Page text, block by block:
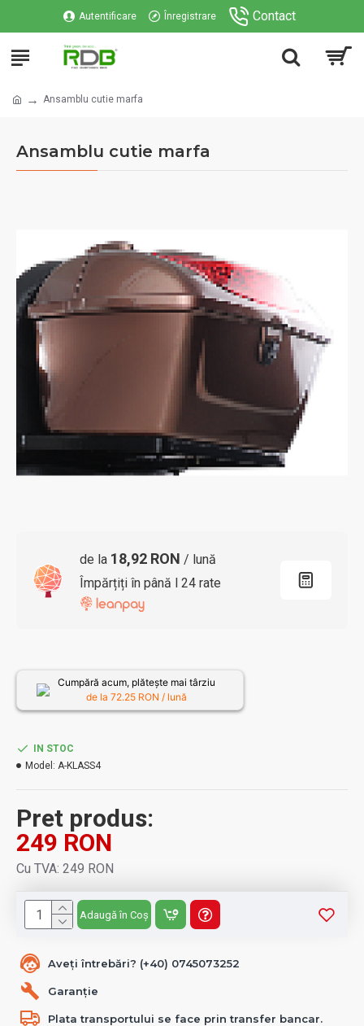
Autentificare Înregistrare Contact
Ansamblu cutie marfa
Ansamblu cutie marfa
de la 18,92 RON / lună
Împărțiți în până l 24 rate
Aveți întrebări? (+40) 0745073252
Garanție
Plata transportului se face prin transfer bancar.
Pret produs:
249 RON
Cu TVA: 249 RON
IN STOC
Model: A-KLASS4
Adaugă în Coș
Cumpără acum, plătește mai târziu
de la 72.25 RON / lună